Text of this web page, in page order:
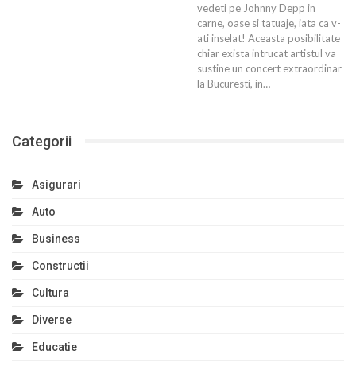
vedeti pe Johnny Depp in
carne, oase si tatuaje, iata ca v-
ati inselat! Aceasta posibilitate
chiar exista intrucat artistul va
sustine un concert extraordinar
la Bucuresti, in…
Categorii
Asigurari
Auto
Business
Constructii
Cultura
Diverse
Educatie